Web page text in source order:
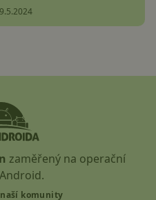
9.5.2024
zaměřený na operační
komunity